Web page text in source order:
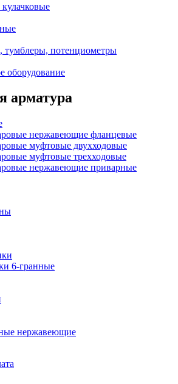
тумблеры, потенциометры
оборудование
арматура
нержавеющие фланцевые
муфтовые двухходовые
муфтовые трехходовые
нержавеющие приварные
6-гранные
нержавеющие